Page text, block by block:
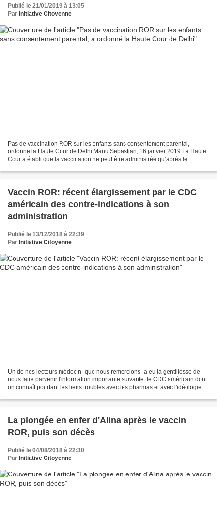
Publié le 21/01/2019 à 13:05
Par Initiative Citoyenne
Pas de vaccination ROR sur les enfants sans consentement parental,
ordonne la Haute Cour de Delhi Manu Sebastian, 16 janvier 2019 La Haute
Cour a établi que la vaccination ne peut être administrée qu’après le
Vaccin ROR: récent élargissement par le CDC
américain des contre-indications à son
administration
Publié le 13/12/2018 à 22:39
Par Initiative Citoyenne
Un de nos lecteurs médecin- que nous remercions- a eu la gentillesse de
nous faire parvenir l'information importante suivante: le CDC américain dont
on connaît pourtant les liens troubles avec les pharmas et avec l'idéologie
La plongée en enfer d'Alina après le vaccin
ROR, puis son décès
Publié le 04/08/2018 à 22:30
Par Initiative Citoyenne